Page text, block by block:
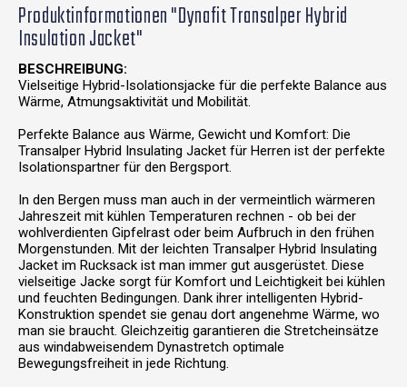
Produktinformationen "Dynafit Transalper Hybrid
Insulation Jacket"
BESCHREIBUNG:
Vielseitige Hybrid-Isolationsjacke für die perfekte Balance aus
Wärme, Atmungsaktivität und Mobilität.
Perfekte Balance aus Wärme, Gewicht und Komfort: Die
Transalper Hybrid Insulating Jacket für Herren ist der perfekte
Isolationspartner für den Bergsport.
In den Bergen muss man auch in der vermeintlich wärmeren
Jahreszeit mit kühlen Temperaturen rechnen - ob bei der
wohlverdienten Gipfelrast oder beim Aufbruch in den frühen
Morgenstunden. Mit der leichten Transalper Hybrid Insulating
Jacket im Rucksack ist man immer gut ausgerüstet. Diese
vielseitige Jacke sorgt für Komfort und Leichtigkeit bei kühlen
und feuchten Bedingungen. Dank ihrer intelligenten Hybrid-
Konstruktion spendet sie genau dort angenehme Wärme, wo
man sie braucht. Gleichzeitig garantieren die Stretcheinsätze
aus windabweisendem Dynastretch optimale
Bewegungsfreiheit in jede Richtung.